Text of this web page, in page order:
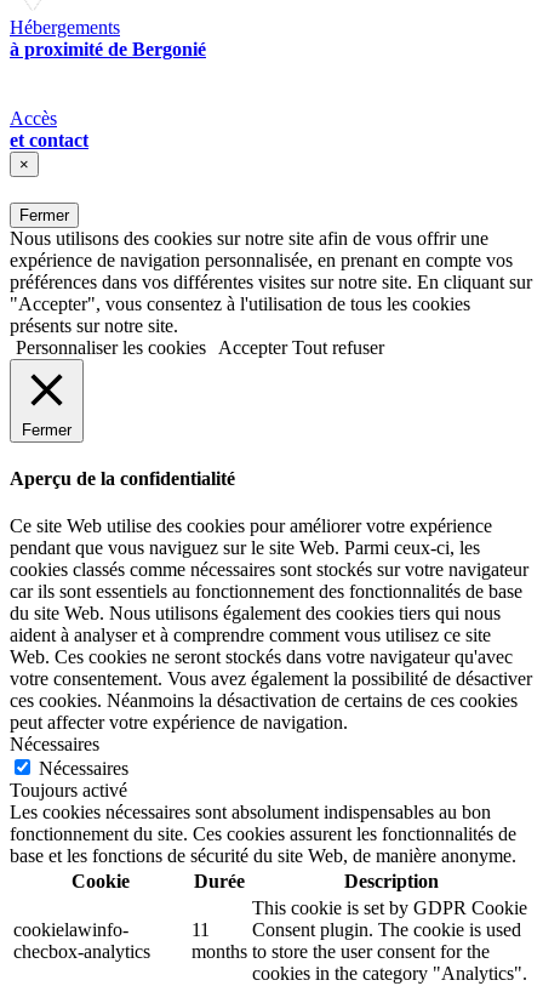
Hébergements
à proximité de Bergonié
Accès
et contact
×
Fermer
Nous utilisons des cookies sur notre site afin de vous offrir une
expérience de navigation personnalisée, en prenant en compte vos
préférences dans vos différentes visites sur notre site. En cliquant sur
"Accepter", vous consentez à l'utilisation de tous les cookies
présents sur notre site.
Personnaliser les cookies
Accepter Tout refuser
Fermer
Aperçu de la confidentialité
Ce site Web utilise des cookies pour améliorer votre expérience
pendant que vous naviguez sur le site Web. Parmi ceux-ci, les
cookies classés comme nécessaires sont stockés sur votre navigateur
car ils sont essentiels au fonctionnement des fonctionnalités de base
du site Web. Nous utilisons également des cookies tiers qui nous
aident à analyser et à comprendre comment vous utilisez ce site
Web. Ces cookies ne seront stockés dans votre navigateur qu'avec
votre consentement. Vous avez également la possibilité de désactiver
ces cookies. Néanmoins la désactivation de certains de ces cookies
peut affecter votre expérience de navigation.
Nécessaires
Nécessaires
Toujours activé
Les cookies nécessaires sont absolument indispensables au bon
fonctionnement du site. Ces cookies assurent les fonctionnalités de
base et les fonctions de sécurité du site Web, de manière anonyme.
Cookie
Durée Description
cookielawinfo-
checbox-analytics
11
months
This cookie is set by GDPR Cookie
Consent plugin. The cookie is used
to store the user consent for the
cookies in the category "Analytics".